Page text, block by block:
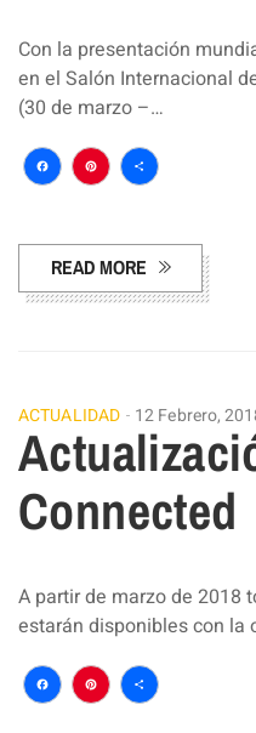
Con la presentación
en el Salón Internacional
(30 de marzo –…
Facebook
Pinterest
READ MORE
ACTUALIDAD 12 Febrero,
Connected
A partir de marzo de 2018
estarán disponibles con la